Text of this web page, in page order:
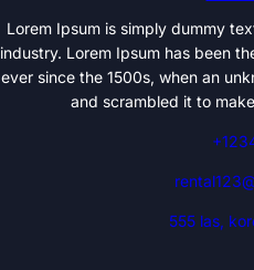
Lorem Ipsum is simply dummy
industry. Lorem Ipsum has been
ever since the 1500s, when an
and scrambled it to
555 las,